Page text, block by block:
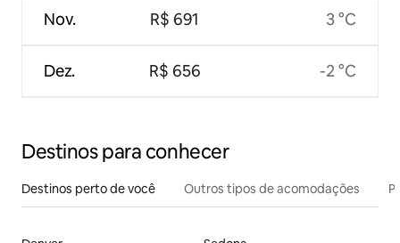
Nov.
Dez.
R$ 691
R$ 656
3 °C
-2 °C
Destinos para conhecer
Destinos perto de você Outros tipos de acomodações